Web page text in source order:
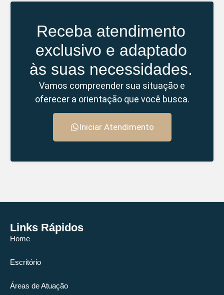
Receba atendimento
exclusivo e adaptado
às suas necessidades.
Vamos compreender sua situação e
oferecer a orientação que você busca.
Iniciar Atendimento
Links Rápidos
Home
Escritório
Áreas de Atuação